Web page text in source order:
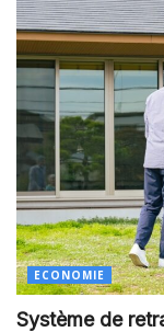
ECONOMIE
Système de